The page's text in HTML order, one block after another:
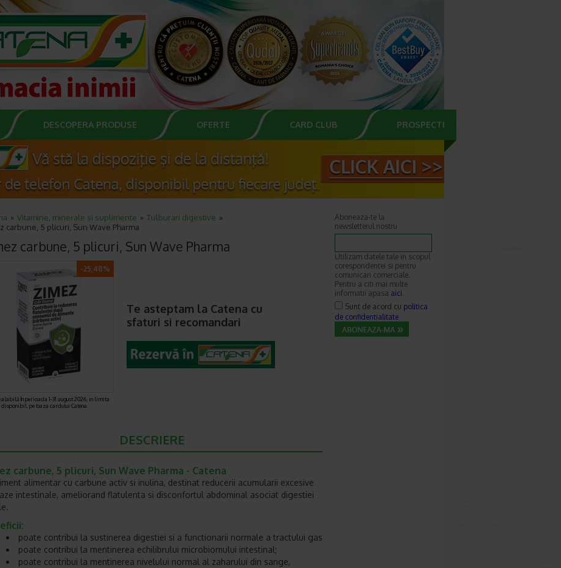
DESCOPERA PRODUSE OFERTE CARD CLUB PROSPECTE
Vitamine, minerale si suplimente
Tulburari digestive
carbune, 5 plicuri, Sun Wave Pharma
carbune, 5 plicuri, Sun Wave Pharma
-25,48%
în perioada 1-31 august 2026, in limita
disponibil, pe baza cardului Catena.
Te asteptam la Catena cu
sfaturi si recomandari
DESCRIERE
carbune, 5 plicuri, Sun Wave Pharma - Catena
alimentar cu carbune activ si inulina, destinat reducerii acumularii excesive
intestinale, ameliorand flatulenta si disconfortul abdominal asociat digestiei
poate contribui la sustinerea digestiei si a functionarii normale a tractului gastrointestinal;
poate contribui la mentinerea echilibrului microbiomului intestinal;
poate contribui la mentinerea nivelului normal al zaharului din sange,
Aboneaza-te la
newsletterul nostru
Utilizam datele tale in scopul
corespondentei si pentru
comunicari comerciale.
Pentru a citi mai multe
informatii apasa aici.
Sunt de acord cu politica
de confidentialitate